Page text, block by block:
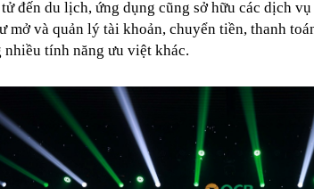
đến du lịch, ứng dụng cũng sở hữu các dịch
mở và quản lý tài khoản, chuyển tiền, thanh
nhiều tính năng ưu việt khác.